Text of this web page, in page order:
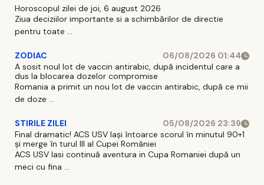
Horoscopul zilei de joi, 6 august 2026
Ziua deciziilor importante si a schimbărilor de directie
pentru toate ...
ZODIAC
06/08/2026 01:44
A sosit noul lot de vaccin antirabic, după incidentul care a
dus la blocarea dozelor compromise
Romania a primit un nou lot de vaccin antirabic, după ce mii
de doze ...
STIRILE ZILEI
05/08/2026 23:39
Final dramatic! ACS USV Iași întoarce scorul în minutul 90+1
și merge în turul III al Cupei României
ACS USV Iasi continuă aventura in Cupa Romaniei după un
meci cu fina ...